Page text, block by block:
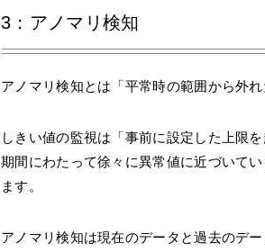
3：アノマリ検知
アノマリ検知とは「平常時の範囲から外
しきい値の監視は「事前に設定した上限
期間にわたって徐々に異常値に近づいて
ます。
アノマリ検知は現在のデータと過去のデ